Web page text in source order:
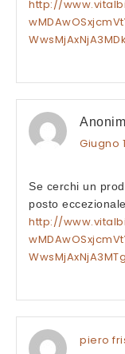
http://
Giugno
Se cerchi un
posto
http://
piero